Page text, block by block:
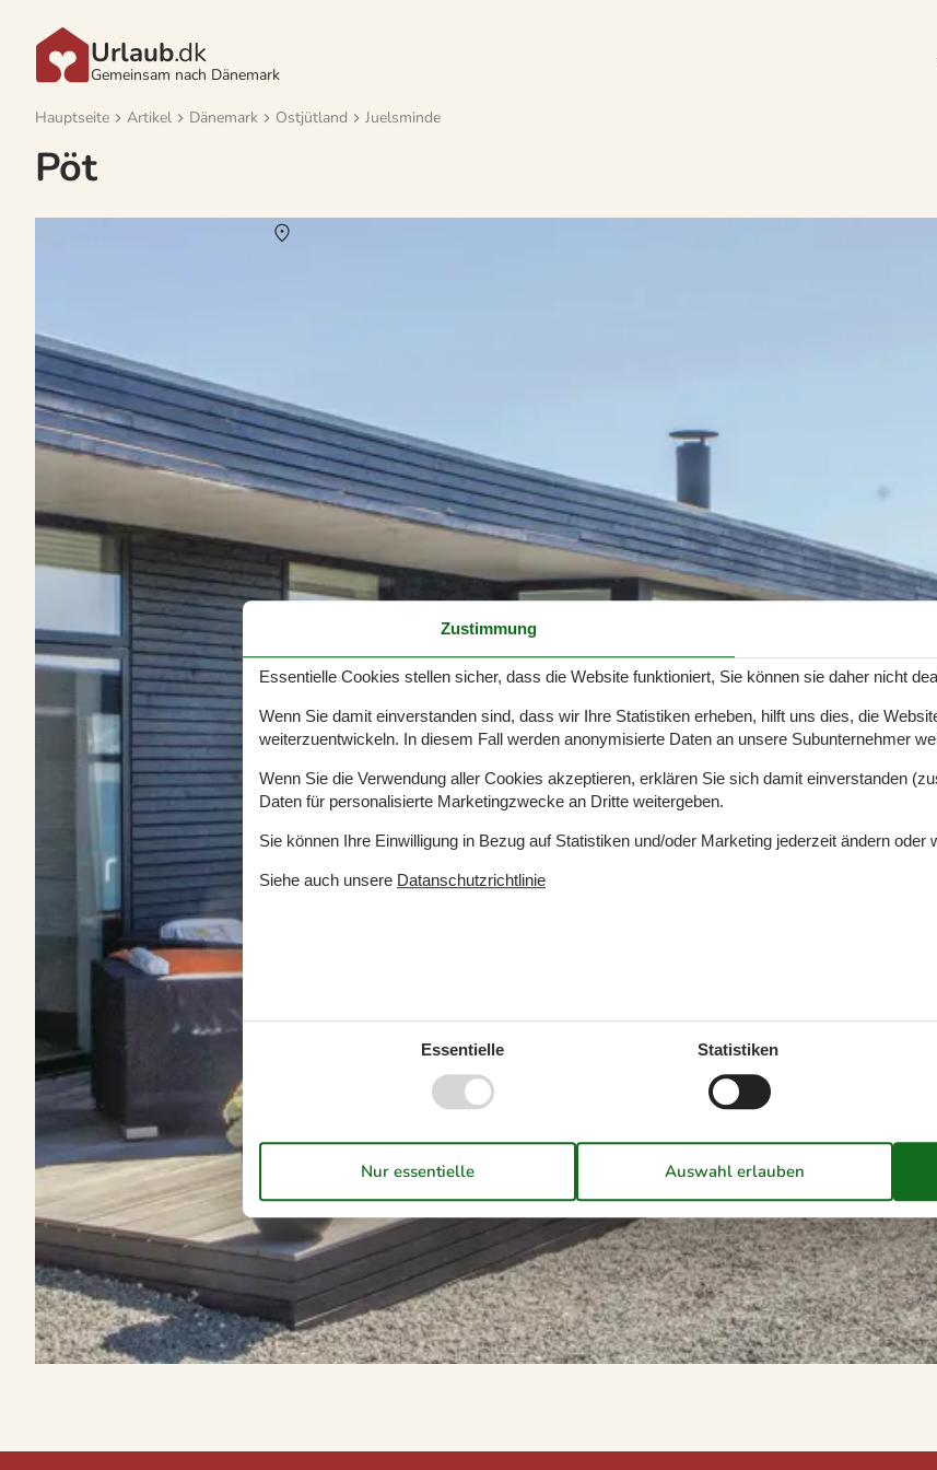
Urlaub.dk
Gemeinsam nach Dänemark
Hauptseite Artikel Dänemark Ostjütland Juelsminde
Pöt
Vermietung von Ferienhäuser Pöt
Zustimmung
Essentielle Cookies stellen sicher, dass die Website funktioniert, Sie können sie daher nicht
Wenn Sie damit einverstanden sind, dass wir Ihre Statistiken erheben, hilft uns dies, die
weiterzuentwickeln. In diesem Fall werden anonymisierte Daten an unsere Subunternehmer
Wenn Sie die Verwendung aller Cookies akzeptieren, erklären Sie sich damit einverstanden
Daten für personalisierte Marketingzwecke an Dritte weitergeben.
Sie können Ihre Einwilligung in Bezug auf Statistiken und/oder Marketing jederzeit ändern oder
Siehe auch unsere Datanschutzrichtlinie
Essentielle Statistiken